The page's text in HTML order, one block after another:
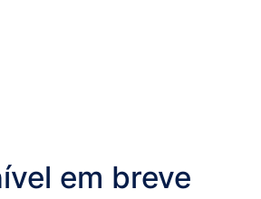
em breve